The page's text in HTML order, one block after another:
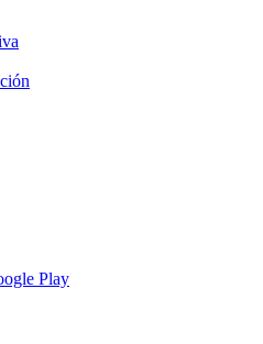
Play